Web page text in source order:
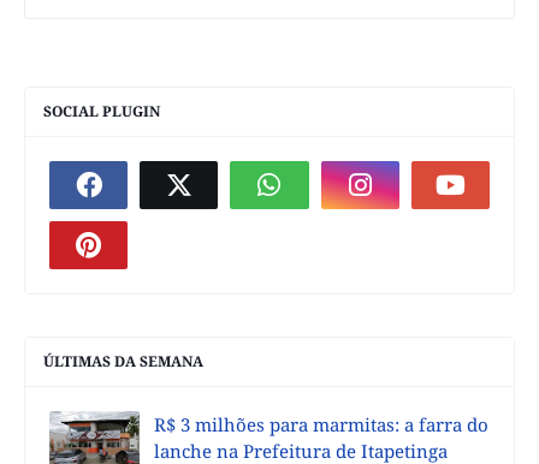
SOCIAL PLUGIN
ÚLTIMAS DA SEMANA
R$ 3 milhões para marmitas: a farra do
lanche na Prefeitura de Itapetinga